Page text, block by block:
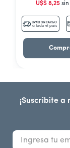
U$S 8,25
ENVÍO SIN CARGO
a todo el país
¡Suscribite